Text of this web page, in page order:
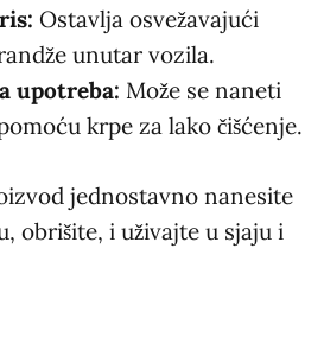
Ostavlja osvežavajući
unutar vozila.
upotreba: Može se naneti
krpe za lako čišćenje.
jednostavno nanesite
obrišite, i uživajte u sjaju i